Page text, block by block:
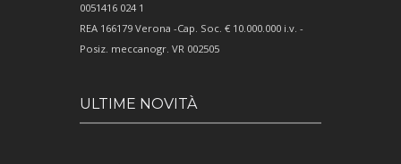
0051416 024 1
REA 166179 Verona -Cap. Soc. € 10.000.000 i.v. -
Posiz. meccanogr. VR 002505
ULTIME NOVITÀ